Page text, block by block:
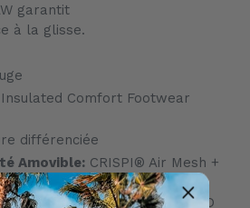
garantit
à la glisse.
Insulated Comfort Footwear
différenciée
Amovible: CRISPI® Air Mesh +
Confort optimal et action
à la construction CRISPI® 3D